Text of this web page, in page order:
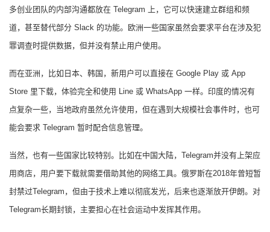
多创业团队的内部沟通都放在 Telegram 上，它可以快速建立群组和频
道，甚至替代部分 Slack 的功能。欧洲一些国家虽然会要求平台在涉及犯
罪调查时提供数据，但并没有禁止用户使用。
而在亚洲，比如日本、韩国，新用户可以直接在 Google Play 或 App
Store 里下载，体验完全和使用 Line 或 WhatsApp 一样。印度的情况有
点复杂一些，当地政府虽然允许使用，但在遇到大规模社会事件时，也可
能会要求 Telegram 暂时配合信息管理。
当然，也有一些国家比较特别。比如在中国大陆，Telegram并没有上架应
用商店，用户要下载就需要借助其他的网络工具。俄罗斯在2018年曾短暂
封禁过Telegram，但由于技术上难以彻底发光，后来也逐渐放开伊朗。对
Telegram长期封锁，主要担心在社会运动中发挥其作用。